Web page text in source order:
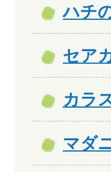
ハチ
セア
カラ
マダ